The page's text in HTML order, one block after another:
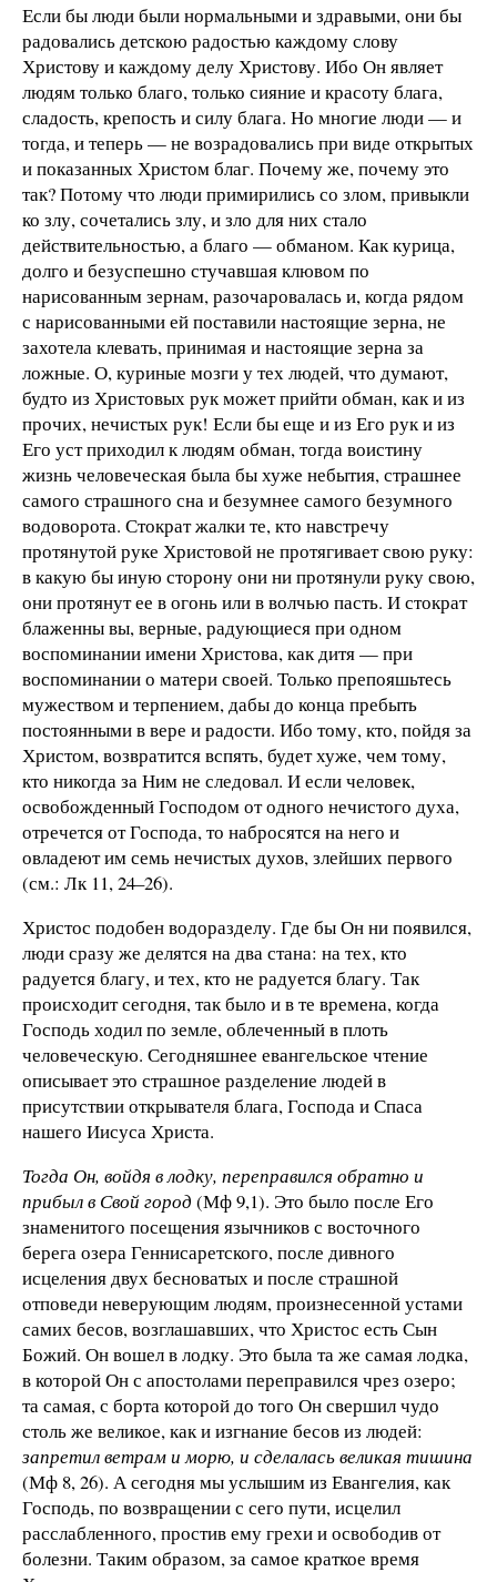
Если бы люди были нормальными и здравыми, они бы
радовались детскою радостью каждому слову
Христову и каждому делу Христову. Ибо Он являет
людям только благо, только сияние и красоту блага,
сладость, крепость и силу блага. Но многие люди — и
тогда, и теперь — не возрадовались при виде открытых
и показанных Хрис­том благ. Почему же, почему это
так? Потому что люди примирились со злом, привыкли
ко злу, сочетались злу, и зло для них стало
действительностью, а благо — обманом. Как курица,
долго и безуспешно стучавшая клювом по
нарисованным зернам, разочаровалась и, когда рядом
с нарисованными ей поставили настоящие зерна, не
захотела клевать, принимая и настоящие зерна за
ложные. О, куриные мозги у тех людей, что думают,
будто из Хрис­товых рук может прийти обман, как и из
прочих, нечистых рук! Если бы еще и из Его рук и из
Его уст приходил к людям обман, тогда воистину
жизнь человеческая была бы хуже небытия, страшнее
самого страшного сна и безумнее самого безумного
водоворота. Стократ жалки те, кто навстречу
протянутой руке Христовой не протягивает свою руку:
в какую бы иную сторону они ни протянули руку свою,
они протянут ее в огонь или в волчью пасть. И стократ
блаженны вы, верные, радующиеся при одном
воспоминании имени Христова, как дитя — при
воспоминании о матери своей. Только препояшьтесь
мужеством и терпением, дабы до конца пребыть
постоянными в вере и радости. Ибо тому, кто, пойдя за
Христом, возвратится вспять, будет хуже, чем тому,
кто никогда за Ним не следовал. И если человек,
освобожденный Господом от одного нечистого духа,
отречется от Господа, то набросятся на него и
овладеют им семь нечистых духов, злейших первого
(см.: Лк 11, 24–26).
Христос подобен водоразделу. Где бы Он ни появился,
люди сразу же делятся на два стана: на тех, кто
радуется благу, и тех, кто не радуется благу. Так
происходит сегодня, так было и в те времена, когда
Господь ходил по земле, облеченный в плоть
человеческую. Сегодняшнее евангельское чтение
описывает это страшное разделение людей в
присутствии открывателя блага, Господа и Спаса
нашего Иисуса Христа.
Тогда Он, войдя в лодку, переправился обратно и
прибыл в Свой город (Мф 9,1). Это было после Его
знаменитого посещения язычников с восточного
берега озера Геннисаретского, после дивного
исцеления двух бесноватых и после страшной
отповеди неверующим людям, произнесенной устами
самих бесов, возглашавших, что Христос есть Сын
Божий. Он вошел в лодку. Это была та же самая лодка,
в которой Он с апостолами переправился чрез озеро;
та самая, с борта которой до того Он свершил чудо
столь же великое, как и изгнание бесов из людей:
запретил ветрам и морю, и сделалась великая тишина
(Мф 8, 26). А сегодня мы услышим из Евангелия, как
Господь, по возвращении с сего пути, исцелил
расслабленного, простив ему грехи и освободив от
болезни. Таким образом, за самое краткое время